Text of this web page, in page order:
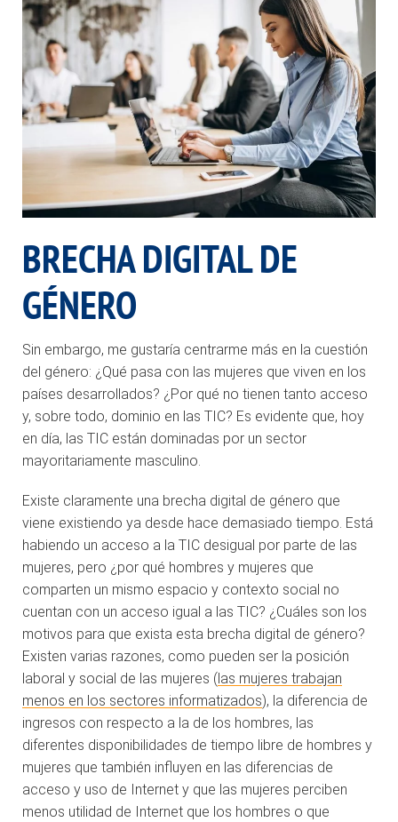
BRECHA DIGITAL DE
GÉNERO
Sin embargo, me gustaría centrarme más en la cuestión
del género: ¿Qué pasa con las mujeres que viven en los
países desarrollados? ¿Por qué no tienen tanto acceso
y, sobre todo, dominio en las TIC? Es evidente que, hoy
en día, las TIC están dominadas por un sector
mayoritariamente masculino.
Existe claramente una brecha digital de género que
viene existiendo ya desde hace demasiado tiempo. Está
habiendo un acceso a la TIC desigual por parte de las
mujeres, pero ¿por qué hombres y mujeres que
comparten un mismo espacio y contexto social no
cuentan con un acceso igual a las TIC? ¿Cuáles son los
motivos para que exista esta brecha digital de género?
Existen varias razones, como pueden ser la posición
laboral y social de las mujeres ( las mujeres trabajan
menos en los sectores informatizados), la diferencia de
ingresos con respecto a la de los hombres, las
diferentes disponibilidades de tiempo libre de hombres y
mujeres que también influyen en las diferencias de
acceso y uso de Internet y que las mujeres perciben
menos utilidad de Internet que los hombres o que